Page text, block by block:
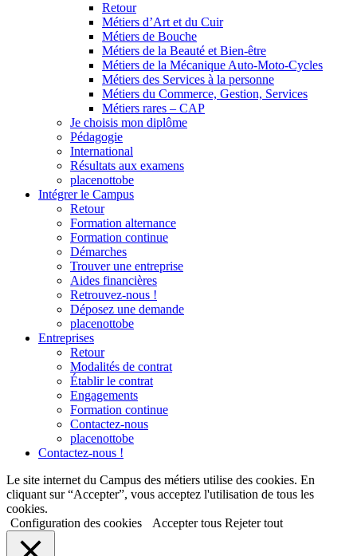
Retour
Métiers d’Art et du Cuir
Métiers de Bouche
Métiers de la Beauté et Bien-être
Métiers de la Mécanique Auto-Moto-Cycles
Métiers des Services à la personne
Métiers du Commerce, Gestion, Services
Métiers rares – CAP
Je choisis mon diplôme
Pédagogie
International
Résultats aux examens
placenottobe
Intégrer le Campus
Retour
Formation alternance
Formation continue
Démarches
Trouver une entreprise
Aides financières
Retrouvez-nous !
Déposez une demande
placenottobe
Entreprises
Retour
Modalités de contrat
Établir le contrat
Engagements
Formation continue
Contactez-nous
placenottobe
Contactez-nous !
Le site internet du Campus des métiers utilise des cookies. En
cliquant sur “Accepter”, vous acceptez l'utilisation de tous les
cookies.
Configuration des cookies
Accepter tous Rejeter tout